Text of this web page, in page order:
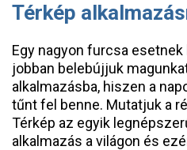
Térkép
Egy nagyon furcsa
jobban belebújjuk
alkalmazásba, hiszen a
tűnt fel benne. Mutatjuk a
Térkép az egyik
alkalmazás a világon és